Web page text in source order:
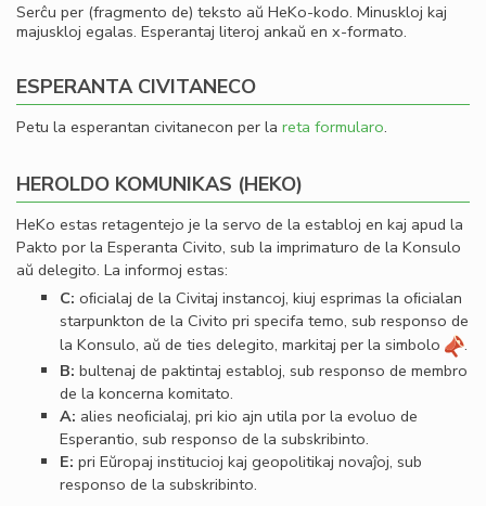
Serĉu per (fragmento de) teksto aŭ HeKo-kodo. Minuskloj kaj
majuskloj egalas. Esperantaj literoj ankaŭ en x-formato.
ESPERANTA CIVITANECO
Petu la esperantan civitanecon per la reta formularo.
HEROLDO KOMUNIKAS (HEKO)
HeKo estas retagentejo je la servo de la establoj en kaj apud la
Pakto por la Esperanta Civito, sub la imprimaturo de la Konsulo
aŭ delegito. La informoj estas:
C: oﬁcialaj de la Civitaj instancoj, kiuj esprimas la oﬁcialan
starpunkton de la Civito pri specifa temo, sub responso de
la Konsulo, aŭ de ties delegito, markitaj per la simbolo
.
B: bultenaj de paktintaj establoj, sub responso de membro
de la koncerna komitato.
A: alies neoﬁcialaj, pri kio ajn utila por la evoluo de
Esperantio, sub responso de la subskribinto.
E: pri Eŭropaj institucioj kaj geopolitikaj novaĵoj, sub
responso de la subskribinto.